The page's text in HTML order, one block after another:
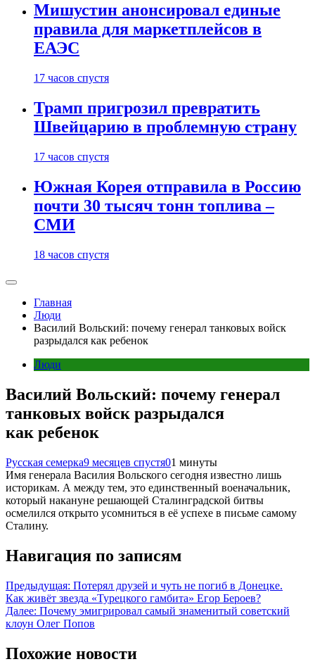
Мишустин анонсировал единые
правила для маркетплейсов в
ЕАЭС
17 часов спустя
Трамп пригрозил превратить
Швейцарию в проблемную страну
17 часов спустя
Южная Корея отправила в Россию
почти 30 тысяч тонн топлива –
СМИ
18 часов спустя
Главная
Люди
Василий Вольский: почему генерал танковых войск
разрыдался как ребенок
Люди
Василий Вольский: почему генерал
танковых войск разрыдался
как ребенок
Русская семерка9 месяцев спустя01 минуты
Имя генерала Василия Вольского сегодня известно лишь
историкам. А между тем, это единственный военачальник,
который накануне решающей Сталинградской битвы
осмелился открыто усомниться в её успехе в письме самому
Сталину.
Навигация по записям
Предыдущая: Потерял друзей и чуть не погиб в Донецке.
Как живёт звезда «Турецкого гамбита» Егор Бероев?
Далее: Почему эмигрировал самый знаменитый советский
клоун Олег Попов
Похожие новости